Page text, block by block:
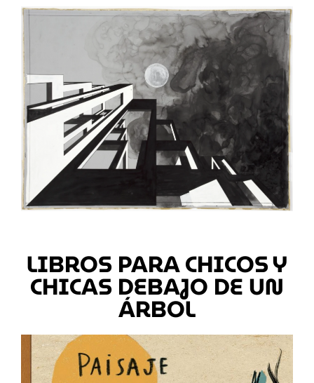
LIBROS PARA CHICOS Y
CHICAS DEBAJO DE UN
ÁRBOL